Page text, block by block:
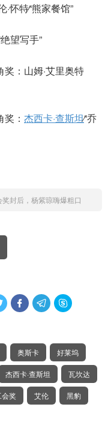
怀特∕“熊家餐馆”
望写手”
：山姆·艾里奥特
： 杰西卡·查斯坦∕“乔
封后，杨紫琼嗨爆粗口
  
奥斯卡 好莱坞
杰西卡·查斯坦 瓦坎达
奖 艾伦 黑豹